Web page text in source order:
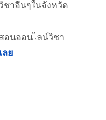
ชาอื่นๆในจังหวัด
อนออนไลน์วิชา
ลย